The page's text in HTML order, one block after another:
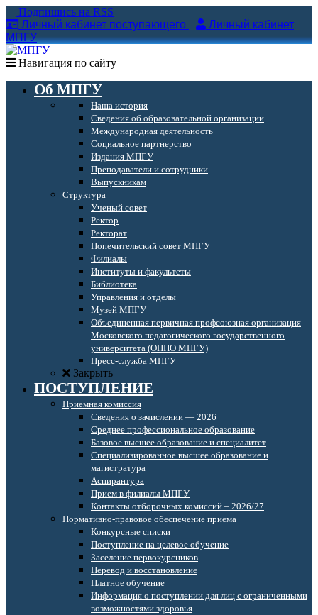
Подпишись на RSS
Личный кабинет поступающего
Личный кабинет
МПГУ
Навигация по сайту
Об МПГУ
Наша история
Сведения об образовательной организации
Международная деятельность
Социальное партнерство
Издания МПГУ
Преподаватели и сотрудники
Выпускникам
Структура
Ученый совет
Ректор
Ректорат
Попечительский совет МПГУ
Филиалы
Институты и факультеты
Библиотека
Управления и отделы
Музей МПГУ
Объединенная первичная профсоюзная организация
Московского педагогического государственного
университета (ОППО МПГУ)
Пресс-служба МПГУ
Закрыть
ПОСТУПЛЕНИЕ
Приемная комиссия
Сведения о зачислении — 2026
Среднее профессиональное образование
Базовое высшее образование и специалитет
Специализированное высшее образование и
магистратура
Аспирантура
Прием в филиалы МПГУ
Контакты отборочных комиссий – 2026/27
Нормативно-правовое обеспечение приема
Конкурсные списки
Поступление на целевое обучение
Заселение первокурсников
Перевод и восстановление
Платное обучение
Информация о поступлении для лиц с ограниченными
возможностями здоровья